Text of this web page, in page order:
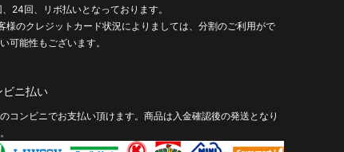
24回、リボ払いとなっております。
様のクレジットカード状況によりましては、分割のご利用がで
可能性もございます。
ビニ払い
コンビニでお支払い頂けます。商品は入金確認後の発送となり